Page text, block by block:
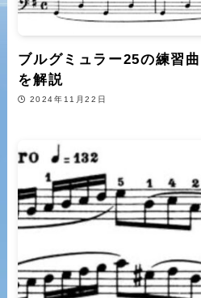
ブルグミュラー25の練
を解説
2024年11月22日